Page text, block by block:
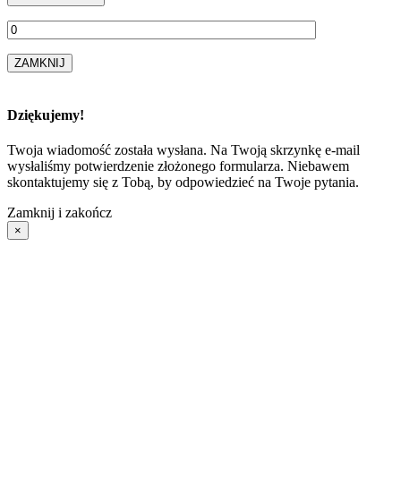
ZAMKNIJ
Dziękujemy!
Twoja wiadomość została wysłana. Na Twoją skrzynkę e-mail
wysłaliśmy potwierdzenie złożonego formularza. Niebawem
skontaktujemy się z Tobą, by odpowiedzieć na Twoje pytania.
Zamknij i zakończ
×